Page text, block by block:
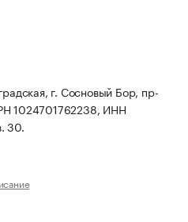
г. Сосновый Бор, пр-
1024701762238, ИНН
30.